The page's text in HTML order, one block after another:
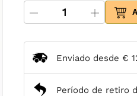
Enviado desde €
Período de retiro